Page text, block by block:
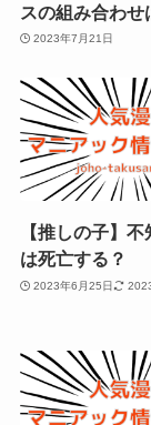
スの組み合わせ
2023年7月21日
【推しの子】
は死亡する？
2023年6月25日